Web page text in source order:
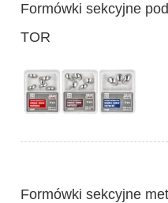
Formówki sekcyjne
TOR
Formówki sekcyjne